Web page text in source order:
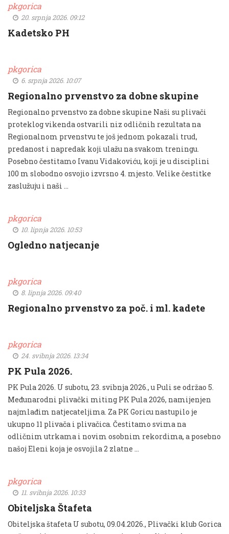
pkgorica
20. srpnja 2026. 09:12
Kadetsko PH
pkgorica
6. srpnja 2026. 10:07
Regionalno prvenstvo za dobne skupine
Regionalno prvenstvo za dobne skupine Naši su plivači
proteklog vikenda ostvarili niz odličnih rezultata na
Regionalnom prvenstvu te još jednom pokazali trud,
predanost i napredak koji ulažu na svakom treningu.
Posebno čestitamo Ivanu Vidakoviću, koji je u disciplini
100 m slobodno osvojio izvrsno 4. mjesto. Velike čestitke
zaslužuju i naši …
pkgorica
10. lipnja 2026. 10:53
Ogledno natjecanje
pkgorica
8. lipnja 2026. 09:40
Regionalno prvenstvo za poč. i ml. kadete
pkgorica
24. svibnja 2026. 13:34
PK Pula 2026.
PK Pula 2026. U subotu, 23. svibnja 2026., u Puli se održao 5.
Međunarodni plivački miting PK Pula 2026, namijenjen
najmlađim natjecateljima. Za PK Goricu nastupilo je
ukupno 11 plivača i plivačica. Čestitamo svima na
odličnim utrkama i novim osobnim rekordima, a posebno
našoj Eleni koja je osvojila 2 zlatne …
pkgorica
11. svibnja 2026. 10:33
Obiteljska Štafeta
Obiteljska štafeta U subotu, 09.04.2026., Plivački klub Gorica